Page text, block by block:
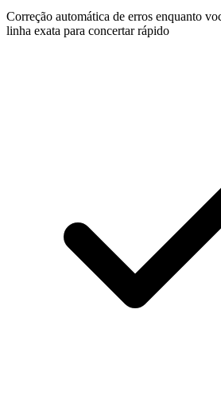
Correção automática de erros enquanto
linha exata para concertar rápido